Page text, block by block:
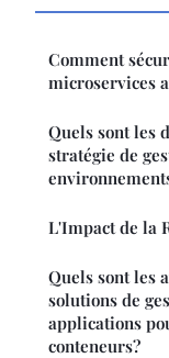
Comment
microservices
Quels sont les
stratégie de
L'Impact de la
Quels sont les
solutions de
applications
conteneurs?